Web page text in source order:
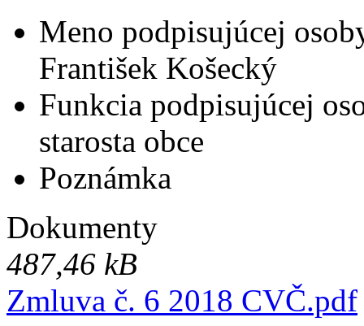
Meno podpisujúcej
František Košecký
Funkcia podpisujúcej
starosta obce
Poznámka
Dokumenty
487,46 kB
Zmluva č. 6 2018 CVČ.pdf